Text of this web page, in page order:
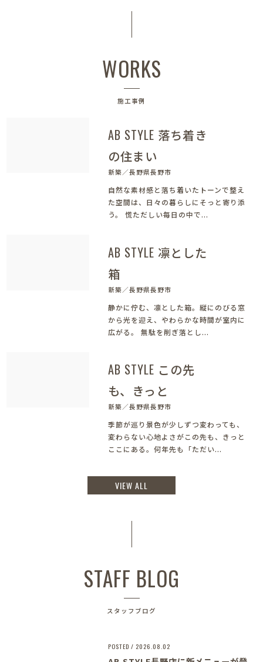
WORKS
施工事例
AB STYLE 落ち着き
の住まい
新築／長野県長野市
自然な素材感と落ち着いたトーンで整え
た空間は、日々の暮らしにそっと寄り添
う。 慌ただしい毎日の中で...
AB STYLE 凛とした
箱
新築／長野県長野市
静かに佇む、凛とした箱。縦にのびる窓
から光を迎え、やわらかな時間が室内に
広がる。 無駄を削ぎ落とし...
AB STYLE この先
も、きっと
新築／長野県長野市
季節が巡り景色が少しずつ変わっても、
変わらない心地よさがこの先も、きっと
ここにある。何年先も「ただい...
VIEW ALL
STAFF BLOG
スタッフブログ
POSTED / 2026.08.02